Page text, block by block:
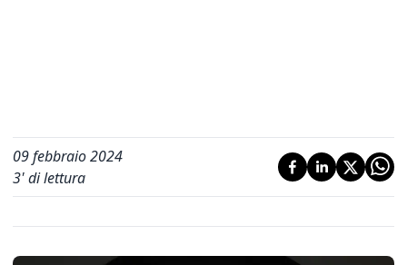
09 febbraio 2024
3' di lettura